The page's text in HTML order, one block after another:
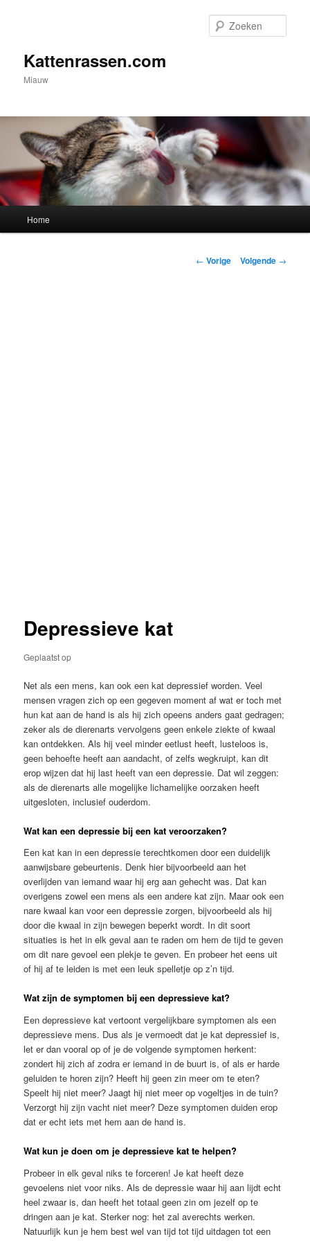
inhoudKattenrassen.com
Miauw
Home
Berichtnavigatie
← Vorige Volgende →
Depressieve kat
Geplaatst op
Net als een mens, kan ook een kat depressief worden. Veel
mensen vragen zich op een gegeven moment af wat er toch met
hun kat aan de hand is als hij zich opeens anders gaat gedragen;
zeker als de dierenarts vervolgens geen enkele ziekte of kwaal
kan ontdekken. Als hij veel minder eetlust heeft, lusteloos is,
geen behoefte heeft aan aandacht, of zelfs wegkruipt, kan dit
erop wijzen dat hij last heeft van een depressie. Dat wil zeggen:
als de dierenarts alle mogelijke lichamelijke oorzaken heeft
uitgesloten, inclusief ouderdom.
Wat kan een depressie bij een kat veroorzaken?
Een kat kan in een depressie terechtkomen door een duidelijk
aanwijsbare gebeurtenis. Denk hier bijvoorbeeld aan het
overlijden van iemand waar hij erg aan gehecht was. Dat kan
overigens zowel een mens als een andere kat zijn. Maar ook een
nare kwaal kan voor een depressie zorgen, bijvoorbeeld als hij
door die kwaal in zijn bewegen beperkt wordt. In dit soort
situaties is het in elk geval aan te raden om hem de tijd te geven
om dit nare gevoel een plekje te geven. En probeer het eens uit
of hij af te leiden is met een leuk spelletje op z’n tijd.
Wat zijn de symptomen bij een depressieve kat?
Een depressieve kat vertoont vergelijkbare symptomen als een
depressieve mens. Dus als je vermoedt dat je kat depressief is,
let er dan vooral op of je de volgende symptomen herkent:
zondert hij zich af zodra er iemand in de buurt is, of als er harde
geluiden te horen zijn? Heeft hij geen zin meer om te eten?
Speelt hij niet meer? Jaagt hij niet meer op vogeltjes in de tuin?
Verzorgt hij zijn vacht niet meer? Deze symptomen duiden erop
dat er echt iets met hem aan de hand is.
Wat kun je doen om je depressieve kat te helpen?
Probeer in elk geval niks te forceren! Je kat heeft deze
gevoelens niet voor niks. Als de depressie waar hij aan lijdt echt
heel zwaar is, dan heeft het totaal geen zin om jezelf op te
dringen aan je kat. Sterker nog: het zal averechts werken.
Natuurlijk kun je hem best wel van tijd tot tijd uitdagen tot een